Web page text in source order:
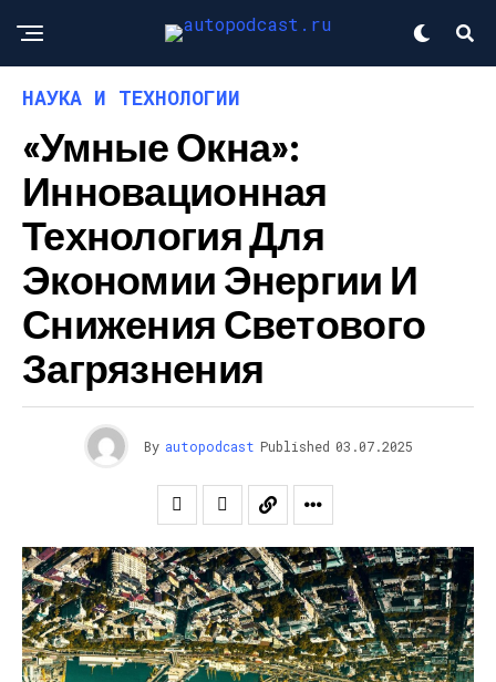
НАУКА И ТЕХНОЛОГИИ
«Умные Окна»:
Инновационная
Технология Для
Экономии Энергии И
Снижения Светового
Загрязнения
By autopodcast Published 03.07.2025